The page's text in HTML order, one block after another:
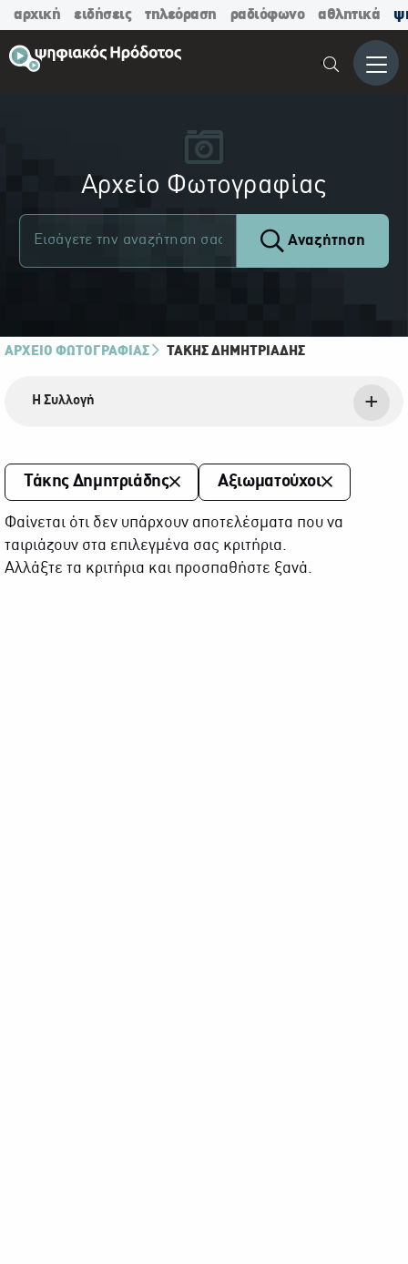
αρχική ειδήσεις τηλεόραση ραδιόφωνο αθλητικά
Μενού
Αρχείο Φωτογραφίας
Αναζήτηση
ΑΡΧΕΙΟ ΦΩΤΟΓΡΑΦΙΑΣ ΤΆΚΗΣ ΔΗΜΗΤΡΙΆΔΗΣ
Η Συλλογή
Τάκης Δημητριάδης Αξιωματούχοι
Φαίνεται ότι δεν υπάρχουν αποτελέσματα που να
ταιριάζουν στα επιλεγμένα σας κριτήρια.
Αλλάξτε τα κριτήρια και προσπαθήστε ξανά.